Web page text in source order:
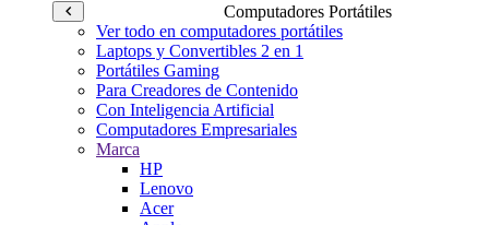
Computadores Portátiles
Ver todo en computadores portátiles
Laptops y Convertibles 2 en 1
Portátiles Gaming
Para Creadores de Contenido
Con Inteligencia Artificial
Computadores Empresariales
Marca
HP
Lenovo
Acer